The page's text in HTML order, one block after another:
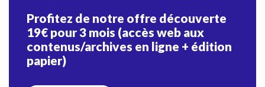
Profitez de notre offre découverte
19€ pour 3 mois (accès web aux
contenus/archives en ligne + édition
papier)